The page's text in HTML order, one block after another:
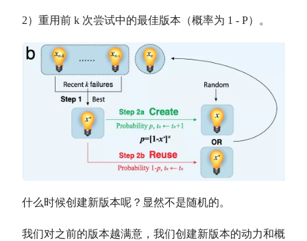
2）重用前 k 次尝试中的最佳版本（概率为 1 - P）。
什么时候创建新版本呢？显然不是随机的。
我们对之前的版本越满意，我们创建新版本的动力和概